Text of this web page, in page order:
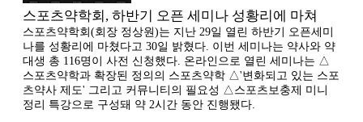
스포츠약학회, 하반기 오픈 세미나 성황리에 마쳐
스포츠약학회(회장 정상원)는 지난 29일 열린 하반기 오픈세미
나를 성황리에 마쳤다고 30일 밝혔다. 이번 세미나는 약사와 약
대생 총 116명이 사전 신청했다. 온라인으로 열린 세미나는 △
스포츠약학과 확장된 정의의 스포츠약학 △'변화되고 있는 스포
츠약사 제도' 그리고 커뮤니티의 필요성 △스포츠보충제 미니
정리 특강으로 구성돼 약 2시간 동안 진행됐다.